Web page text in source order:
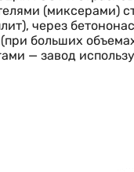
(миксерами)
через
больших
— завод